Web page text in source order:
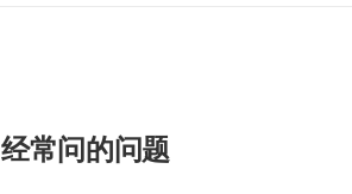
经常问的问题